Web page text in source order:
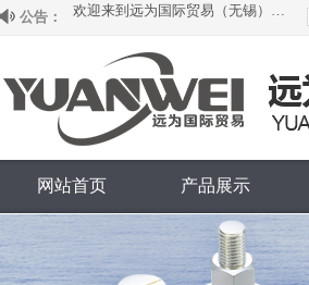
公告： 欢迎来到远为国际贸易（无锡）有限公司...
网站首页 产品展示